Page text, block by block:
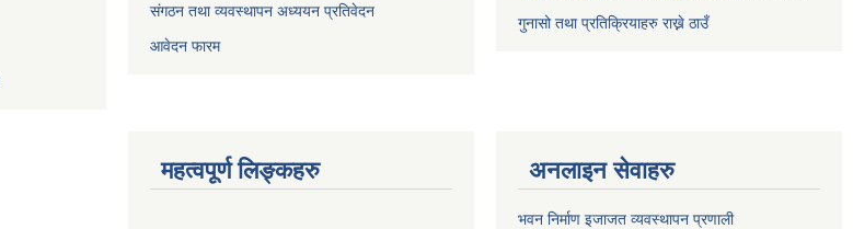
संगठन तथा व्यवस्थापन अध्ययन प्रतिवेदन
आवेदन फारम
गुनासो तथा प्रतिक्रियाहरु राख्ने ठाउँ
महत्वपूर्ण लिङ्कहरु अनलाइन सेवाहरु
भवन निर्माण इजाजत व्यवस्थापन प्रणाली